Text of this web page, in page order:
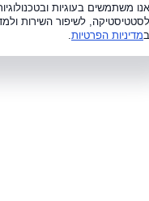
אנו משתמשים בעוגיות
לסטטיסטיקה, לשיפור השירות
במדיניות הפרטיות